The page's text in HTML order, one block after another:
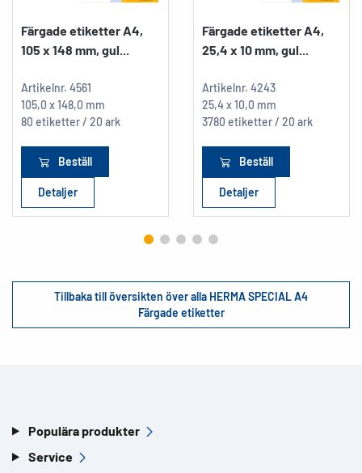
Färgade etiketter A4,
105 x 148 mm, gul...
Artikelnr. 4561
105,0 x 148,0 mm
80 etiketter / 20 ark
Beställ
Detaljer
Färgade etiketter A4,
25,4 x 10 mm, gul...
Artikelnr. 4243
25,4 x 10,0 mm
3780 etiketter / 20 ark
Beställ
Detaljer
Tillbaka till översikten över alla HERMA SPECIAL A4
Färgade etiketter
Populära produkter
Service